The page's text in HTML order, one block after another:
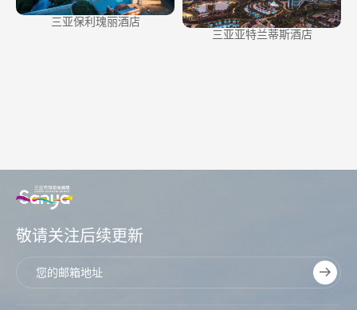
三亚保利瑰丽酒店
三亚亚特兰蒂斯酒店
敬请关注后续更新